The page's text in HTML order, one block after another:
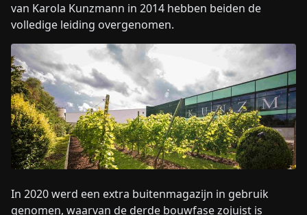
van Karola Kunzmann in 2014 hebben beiden de
volledige leiding overgenomen.
In 2020 werd een extra buitenmagazijn in gebruik
genomen, waarvan de derde bouwfase zojuist is